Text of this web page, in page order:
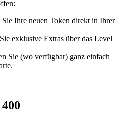
Sie Ihre neuen Token direkt in Ihrer
exklusive Extras über das Level
Sie (wo verfügbar) ganz einfach